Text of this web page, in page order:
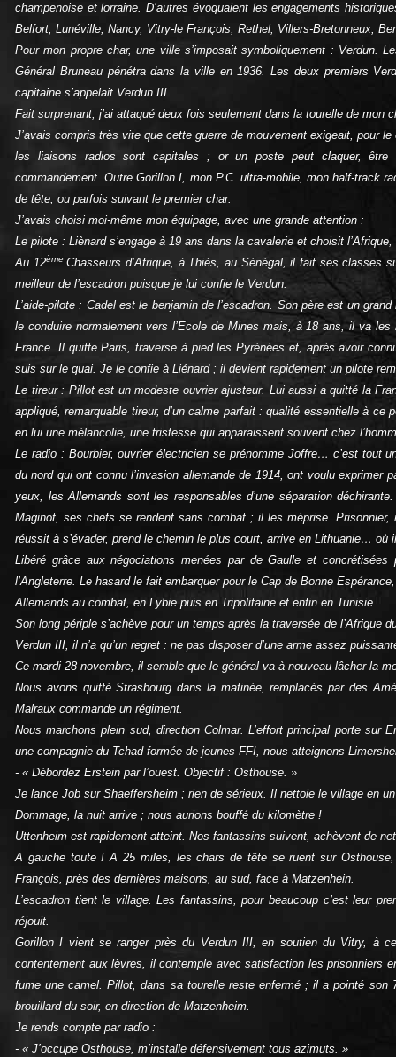
champenoise et lorraine. D’autres évoquaient les engagements
Belfort, Lunéville, Nancy, Vitry-le François, Rethel, Villers-Bretonneux,
Pour mon propre char, une ville s’imposait symboliquement : Verdun.
Général Bruneau pénétra dans la ville en 1936. Les deux premiers
capitaine s’appelait Verdun III.
Fait surprenant, j’ai attaqué deux fois seulement dans la tourelle de
J’avais compris très vite que cette guerre de mouvement exigeait, pour
les liaisons radios sont capitales ; or un poste peut claquer, être
commandement. Outre Gorillon I, mon P.C. ultra-mobile, mon half-track
de tête, ou parfois suivant le premier char.
J’avais choisi moi-même mon équipage, avec une grande attention :
Le pilote : Liènard s’engage à 19 ans dans la cavalerie et choisit
Au 12ème Chasseurs d’Afrique, à Thiès, au Sénégal, il fait ses classes
meilleur de l’escadron puisque je lui confie le Verdun.
L’aide-pilote : Cadel est le benjamin de l’escadron. Son père est un
le conduire normalement vers l’Ecole de Mines mais, à 18 ans, il va
France. Il quitte Paris, traverse à pied les Pyrénées et, après avoir
suis sur le quai. Je le confie à Liénard ; il devient rapidement un pilote
Le tireur : Pillot est un modeste ouvrier ajusteur. Lui aussi a quitté la
appliqué, remarquable tireur, d’un calme parfait : qualité essentielle à
en lui une mélancolie, une tristesse qui apparaissent souvent chez
Le radio : Bourbier, ouvrier électricien se prénomme Joffre… c’est tout
du nord qui ont connu l’invasion allemande de 1914, ont voulu
yeux, les Allemands sont les responsables d’une séparation
Maginot, ses chefs se rendent sans combat ; il les méprise.
réussit à s’évader, prend le chemin le plus court, arrive en Lithuanie…
Libéré grâce aux négociations menées par de Gaulle et
l’Angleterre. Le hasard le fait embarquer pour le Cap de Bonne
Allemands au combat, en Lybie puis en Tripolitaine et enfin en Tunisie.
Son long périple s’achève pour un temps après la traversée de l’Afrique
Verdun III, il n’a qu’un regret : ne pas disposer d’une arme assez
Ce mardi 28 novembre, il semble que le général va à nouveau lâcher la
Nous avons quitté Strasbourg dans la matinée, remplacés par des
Malraux commande un régiment.
Nous marchons plein sud, direction Colmar. L’effort principal porte sur
une compagnie du Tchad formée de jeunes FFI, nous atteignons
- « Débordez Erstein par l’ouest. Objectif : Osthouse. »
Je lance Job sur Shaeffersheim ; rien de sérieux. Il nettoie le village en
Dommage, la nuit arrive ; nous aurions bouffé du kilomètre !
Uttenheim est rapidement atteint. Nos fantassins suivent, achèvent de
A gauche toute ! A 25 miles, les chars de tête se ruent sur Osthouse,
François, près des dernières maisons, au sud, face à Matzenhein.
L’escadron tient le village. Les fantassins, pour beaucoup c’est leur
réjouit.
Gorillon I vient se ranger près du Verdun III, en soutien du Vitry, à
contentement aux lèvres, il contemple avec satisfaction les prisonniers
fume une camel. Pillot, dans sa tourelle reste enfermé ; il a pointé son
brouillard du soir, en direction de Matzenheim.
Je rends compte par radio :
- « J’occupe Osthouse, m’installe défensivement tous azimuts. »